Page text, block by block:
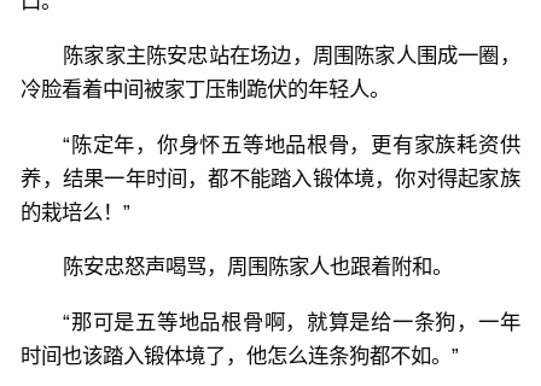
陈家家主陈安忠站在场边，周围陈家人围成一圈，
冷脸看着中间被家丁压制跪伏的年轻人。
“陈定年，你身怀五等地品根骨，更有家族耗资供
养，结果一年时间，都不能踏入锻体境，你对得起家族
的栽培么！”
陈安忠怒声喝骂，周围陈家人也跟着附和。
“那可是五等地品根骨啊，就算是给一条狗，一年
时间也该踏入锻体境了，他怎么连条狗都不如。”